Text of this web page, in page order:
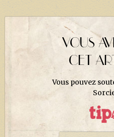
BIOPICS DE HARRY POTTER
LES ANIMAUX FANTASTIQUES
J. K. ROWLING
PODCASTS
VOUS
CET
Vous pouvez